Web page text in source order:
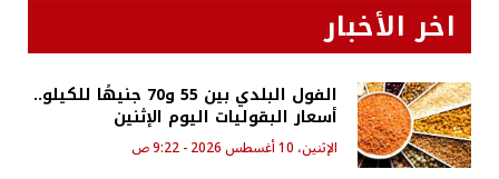
اخر الأخبار
الفول البلدي بين 55 و70 جنيهًا للكيلو..
أسعار البقوليات اليوم الإثنين
الإثنين، 10 أغسطس 2026 - 9:22 ص